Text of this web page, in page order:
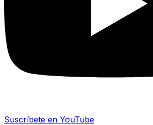
Suscríbete en YouTube